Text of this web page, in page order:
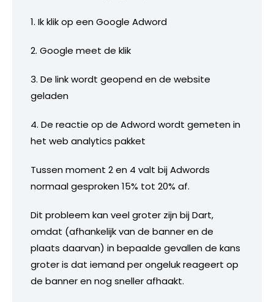
1. Ik klik op een Google Adword
2. Google meet de klik
3. De link wordt geopend en de website
geladen
4. De reactie op de Adword wordt gemeten in
het web analytics pakket
Tussen moment 2 en 4 valt bij Adwords
normaal gesproken 15% tot 20% af.
Dit probleem kan veel groter zijn bij Dart,
omdat (afhankelijk van de banner en de
plaats daarvan) in bepaalde gevallen de kans
groter is dat iemand per ongeluk reageert op
de banner en nog sneller afhaakt.